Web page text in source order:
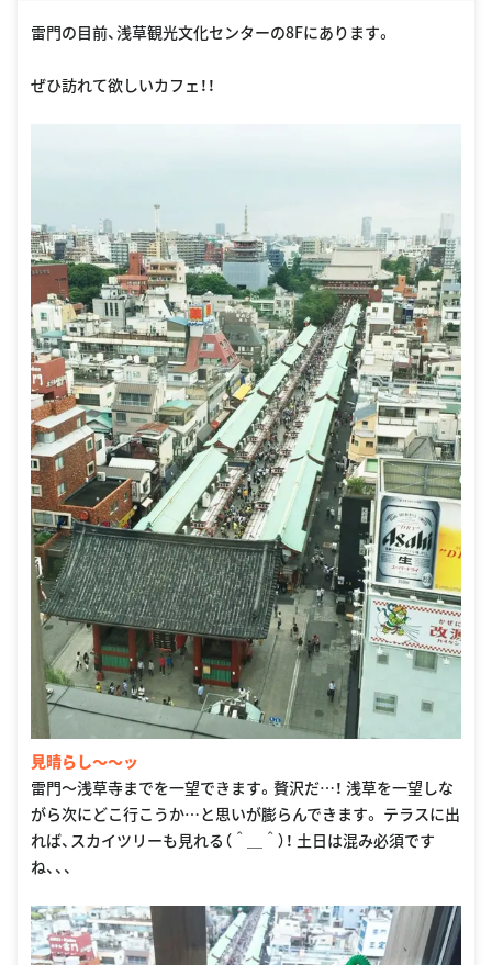
雷門の目前、浅草観光文化センターの8Fにあります。
ぜひ訪れて欲しいカフェ！！
見晴らし〜〜ッ
雷門〜浅草寺までを一望できます。贅沢だ…！ 浅草を一望しな
がら次にどこ行こうか…と思いが膨らんできます。 テラスに出
れば、スカイツリーも見れる（＾＿＾）！ 土日は混み必須です
ね、、、